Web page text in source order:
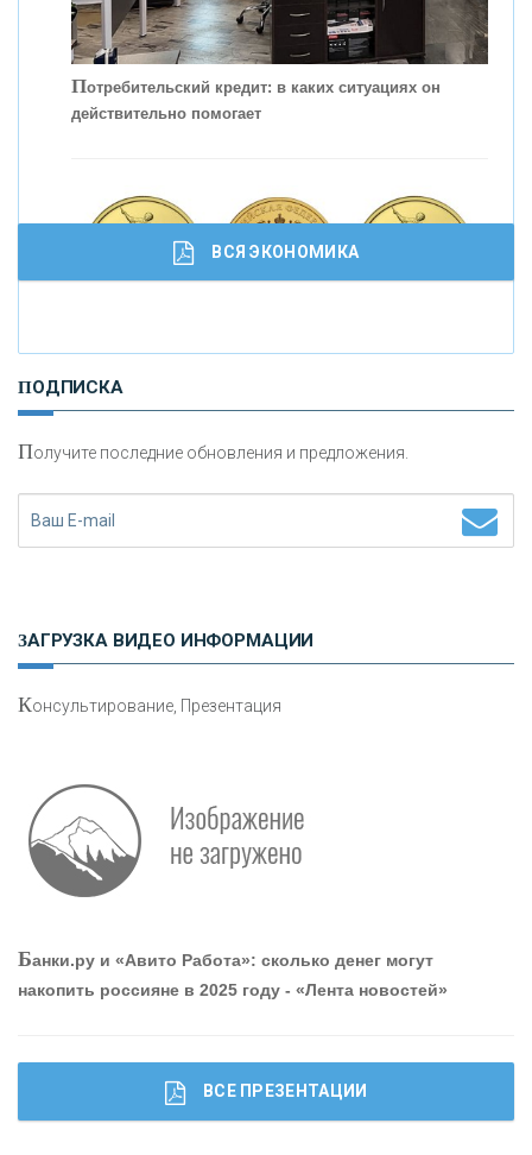
Скорость - один из главных трендов в
кредитовании бизнеса - «Интервью»
Работа мечты. Что банки делают для того, чтобы
привлечь и удержать персонал - «Интервью»
Потребительский кредит: в каких ситуациях он
действительно помогает
И
сохранения и увеличения капитала
ВСЯ ЭКОНОМИКА
ПОДПИСКА
Получите последние обновления и предложения.
ЗАГРУЗКА ВИДЕО ИНФОРМАЦИИ
Консультирование, Презентация
Банки.ру и «Авито Работа»: сколько денег могут
накопить россияне в 2025 году - «Лента новостей»
ВСЕ ПРЕЗЕНТАЦИИ